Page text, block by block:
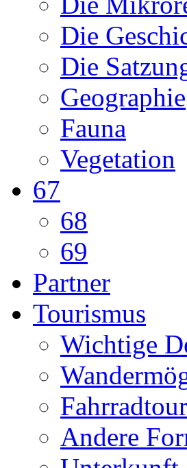
Die
Die
Geographie
Fauna
Vegetation
67
68
69
Partner
Tourismus
Wichtige
Andere